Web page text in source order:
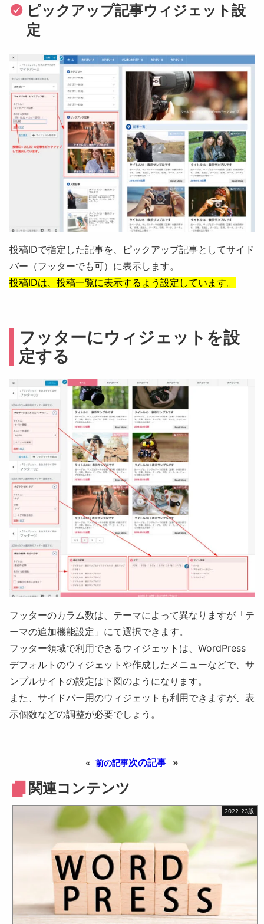
ピックアップ記事ウィジェット設
定
投稿IDで指定した記事を、ピックアップ記事としてサイド
バー（フッターでも可）に表示します。
投稿IDは、投稿一覧に表示するよう設定しています。
フッターにウィジェットを設
定する
フッターのカラム数は、テーマによって異なりますが「テ
ーマの追加機能設定 」にて選択できます。
フッター領域で利用できるウィジェットは、WordPress
デフォルトのウィジェットや作成したメニューなどで、サ
ンプルサイトの設定は下図のようになります。
また、サイドバー用のウィジェットも利用できますが、表
示個数などの調整が必要でしょう。
« 前の記事次の記事 »
関連コンテンツ
2022-23版